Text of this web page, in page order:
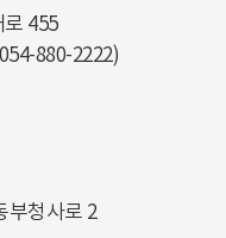
로 455
054-880-2222)
부청사로 2